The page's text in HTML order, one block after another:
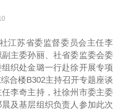
江苏省委监督委员会主任李
主委孙丽、社省委监委会委
织处金璐一行赴徐开展专项
合楼B302主持召开专题座谈
李奇主持，社徐州市委主委
及基层组织负责人参加此次